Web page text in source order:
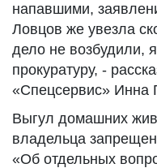
напавшими,
Ловцов же увезла
дело не возбудили,
прокуратуру, -
«Спецсервис» Инна
Выгул домашних
владельца
«Об отдельных